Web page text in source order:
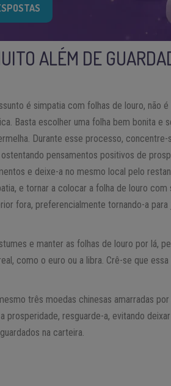
ALÉM DE
é simpatia com folhas de louro, não
Basta escolher uma folha bem bonita e
Durante esse processo,
pensamentos positivos de
e deixe-a no mesmo local pelo
e tornar a colocar a folha de louro com
fora, preferencialmente tornando-a para
e manter as folhas de louro por lá,
como o euro ou a libra. Crê-se que
três moedas chinesas amarradas
resguarde-a, evitando
na carteira.